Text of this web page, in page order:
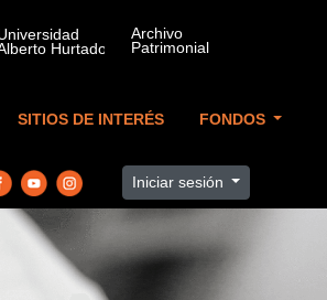
SITIOS DE INTERÉS FONDOS
Iniciar sesión